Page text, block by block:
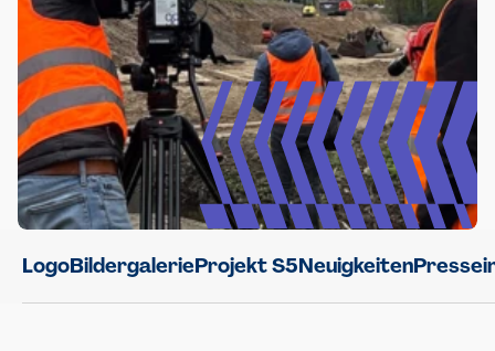
LogoBildergalerieProjekt S5Neuigkeiten